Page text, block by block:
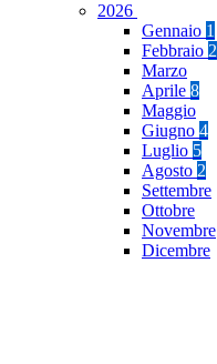
2026
Gennaio 1
Febbraio 2
Marzo
Aprile 8
Maggio
Giugno 4
Luglio 5
Agosto 2
Settembre
Ottobre
Novembre
Dicembre